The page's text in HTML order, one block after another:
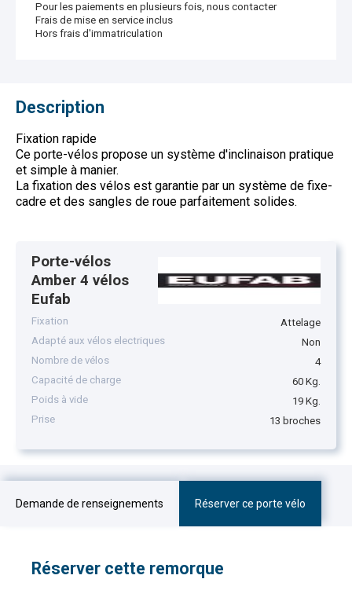
Description
Fixation rapide
Ce porte-vélos propose un système d'inclinaison pratique
et simple à manier.
La fixation des vélos est garantie par un système de fixe-
cadre et des sangles de roue parfaitement solides.
Porte-vélos
Amber 4 vélos
Eufab
Fixation
Attelage
Adapté aux vélos electriques
Non
Nombre de vélos
4
Capacité de charge
60 Kg.
Poids à vide
19 Kg.
Prise
13 broches
Pour les paiements en plusieurs fois, nous contacter
Frais de mise en service inclus
Hors frais d'immatriculation
Demande de renseignements Réserver ce porte vélo
Réserver cette remorque